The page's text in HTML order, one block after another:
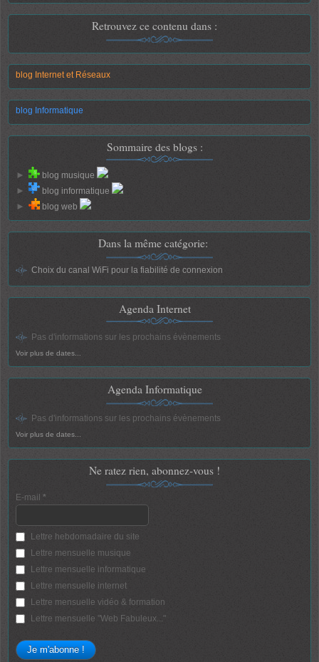
Retrouvez ce contenu dans :
blog Internet et Réseaux
blog Informatique
Sommaire des blogs :
► blog musique
► blog informatique
► blog web
Dans la même catégorie:
Choix du canal WiFi pour la fiabilité de connexion
Agenda Internet
Pas d'informations sur les prochains évènements
Voir plus de dates...
Agenda Informatique
Pas d'informations sur les prochains évènements
Voir plus de dates...
Ne ratez rien, abonnez-vous !
E-mail *
Lettre hebdomadaire du site
Lettre mensuelle musique
Lettre mensuelle informatique
Lettre mensuelle internet
Lettre mensuelle vidéo & formation
Lettre mensuelle "Web Fabuleux..."